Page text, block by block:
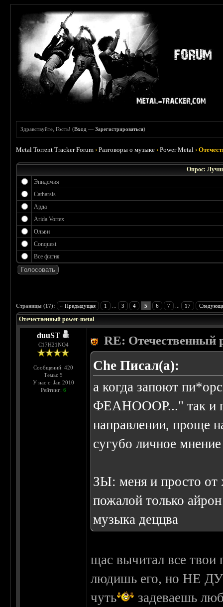
Здравствуйте, Гость! (Вход —Зарегистрироваться)
Metal Torrent Tracker Forum ›Разговоры о музыке ›Power Metal ›
Опрос:
Эпидемия
Catharsis
Арда
Arida Vortex
Ольви
Conquest
Все фигня
Страницы (17): « Предыдущая 1 3 4 5 6 7 17
Отечественный power-metal
duuST
С17H21NO4
Сообщений: 420
Темы: 5
У нас с: Jan 2010
Рейтинг: 6
RE: Отечественный
Che Писал(а):
а когда запоют
ФЕАНОООР..." так и
направлении, проще
сугубо личное мнение
ЗЫ: меня и просто от
пожалой только
музыка деццва
щас вычитал все
людишь его, но НЕ
чуть
задеваешь